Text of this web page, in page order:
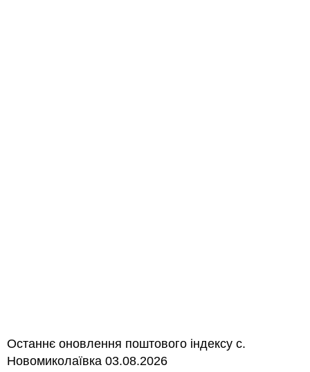
Останнє оновлення поштового індексу с.
Новомиколаївка 03.08.2026